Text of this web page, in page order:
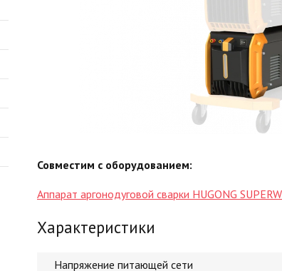
Совместим с оборудованием:
Аппарат аргонодуговой сварки HUGONG
Характеристики
Напряжение питающей сети